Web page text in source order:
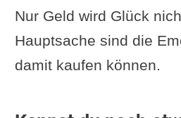
Nur Geld wird Glück
Hauptsache sind die
damit kaufen können.